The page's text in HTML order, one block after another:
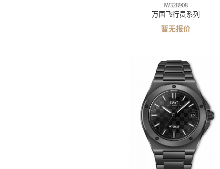
IW328908
万国飞行员系列
暂无报价